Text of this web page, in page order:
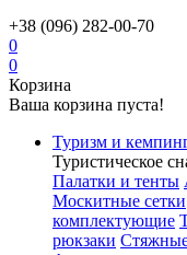
+38 (096) 282-00-70
0
0
Корзина
Ваша корзина пуста!
Туризм и
Туристическое
Палатки и тенты
Москитные сетки
комплектующие
рюкзаки